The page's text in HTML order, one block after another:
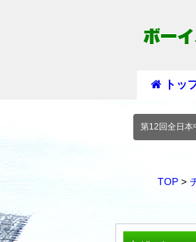
トッ
第12回全日本
TOP >